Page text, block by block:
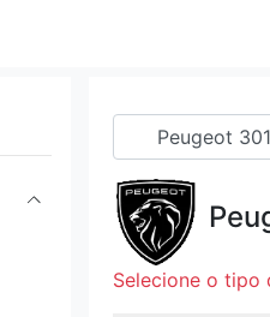
Selecione o tipo